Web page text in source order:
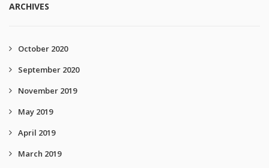
ARCHIVES
October 2020
September 2020
November 2019
May 2019
April 2019
March 2019